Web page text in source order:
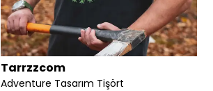
Tarrzzcom
Adventure Tasarım Tişört